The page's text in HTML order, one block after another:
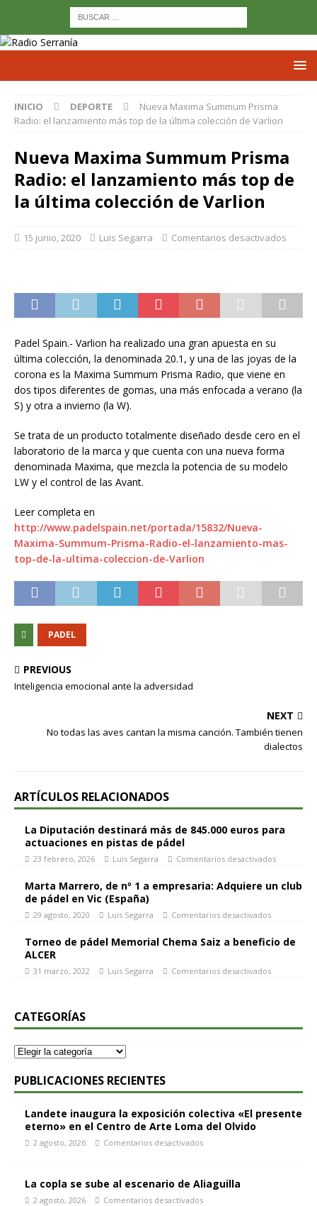
INICIO DEPORTE
Nueva Maxima Summum Prisma
Radio: el lanzamiento más top de la última colección de Varlion
Nueva Maxima Summum Prisma
Radio: el lanzamiento más top de
la última colección de Varlion
15 junio, 2020 Luis Segarra Comentarios desactivados
Padel Spain.- Varlion ha realizado una gran apuesta en su
última colección, la denominada 20.1, y una de las joyas de la
corona es la Maxima Summum Prisma Radio, que viene en
dos tipos diferentes de gomas, una más enfocada a verano (la
S) y otra a invierno (la W).
Se trata de un producto totalmente diseñado desde cero en el
laboratorio de la marca y que cuenta con una nueva forma
denominada Maxima, que mezcla la potencia de su modelo
LW y el control de las Avant.
Leer completa en
http://www.padelspain.net/portada/15832/Nueva-
Maxima-Summum-Prisma-Radio-el-lanzamiento-mas-
top-de-la-ultima-coleccion-de-Varlion
PADEL
PREVIOUS
Inteligencia emocional ante la adversidad
NEXT
No todas las aves cantan la misma canción. También tienen
dialectos
ARTÍCULOS RELACIONADOS
La Diputación destinará más de 845.000 euros para
actuaciones en pistas de pádel
23 febrero, 2026 Luis Segarra Comentarios desactivados
Marta Marrero, de nº 1 a empresaria: Adquiere un club
de pádel en Vic (España)
29 agosto, 2020 Luis Segarra Comentarios desactivados
Torneo de pádel Memorial Chema Saiz a beneficio de
ALCER
31 marzo, 2022 Luis Segarra Comentarios desactivados
CATEGORÍAS
PUBLICACIONES RECIENTES
Landete inaugura la exposición colectiva «El presente
eterno» en el Centro de Arte Loma del Olvido
2 agosto, 2026 Comentarios desactivados
La copla se sube al escenario de Aliaguilla
2 agosto, 2026 Comentarios desactivados